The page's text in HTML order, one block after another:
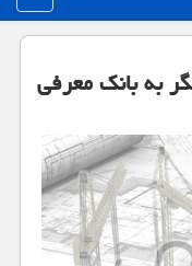
به بانك معرفی